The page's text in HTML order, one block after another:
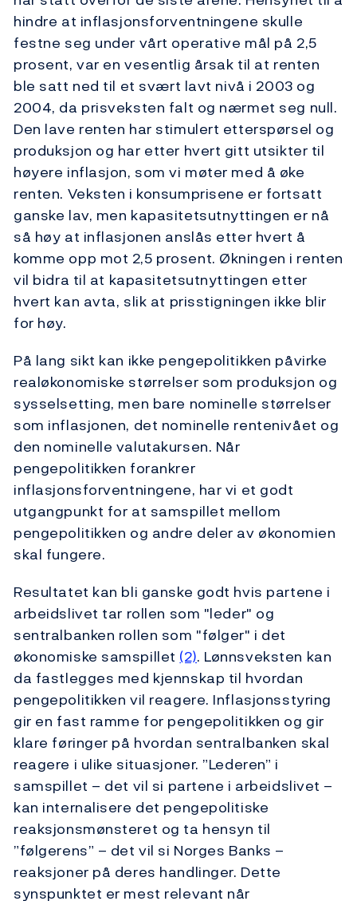
hindre at inflasjonsforventningene skulle
festne seg under vårt operative mål på 2,5
prosent, var en vesentlig årsak til at renten
ble satt ned til et svært lavt nivå i 2003 og
2004, da prisveksten falt og nærmet seg null.
Den lave renten har stimulert etterspørsel og
produksjon og har etter hvert gitt utsikter til
høyere inflasjon, som vi møter med å øke
renten. Veksten i konsumprisene er fortsatt
ganske lav, men kapasitetsutnyttingen er nå
så høy at inflasjonen anslås etter hvert å
komme opp mot 2,5 prosent. Økningen i renten
vil bidra til at kapasitetsutnyttingen etter
hvert kan avta, slik at prisstigningen ikke blir
for høy.
På lang sikt kan ikke pengepolitikken påvirke
realøkonomiske størrelser som produksjon og
sysselsetting, men bare nominelle størrelser
som inflasjonen, det nominelle rentenivået og
den nominelle valutakursen. Når
pengepolitikken forankrer
inflasjonsforventningene, har vi et godt
utgangpunkt for at samspillet mellom
pengepolitikken og andre deler av økonomien
skal fungere.
Resultatet kan bli ganske godt hvis partene i
arbeidslivet tar rollen som "leder" og
sentralbanken rollen som "følger" i det
økonomiske samspillet (2). Lønnsveksten kan
da fastlegges med kjennskap til hvordan
pengepolitikken vil reagere. Inflasjonsstyring
gir en fast ramme for pengepolitikken og gir
klare føringer på hvordan sentralbanken skal
reagere i ulike situasjoner. ”Lederen” i
samspillet – det vil si partene i arbeidslivet –
kan internalisere det pengepolitiske
reaksjonsmønsteret og ta hensyn til
”følgerens” – det vil si Norges Banks –
reaksjoner på deres handlinger. Dette
synspunktet er mest relevant når